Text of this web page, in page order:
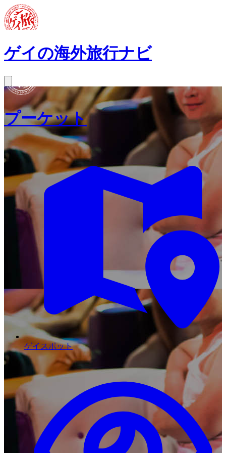
ゲイの海外旅行ナビ
プーケット
ゲイスポット